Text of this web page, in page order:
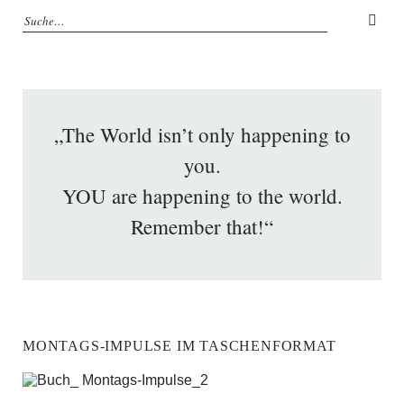
„The World isn’t only happening to
you.
YOU are happening to the world.
Remember that!“
MONTAGS-IMPULSE IM TASCHENFORMAT